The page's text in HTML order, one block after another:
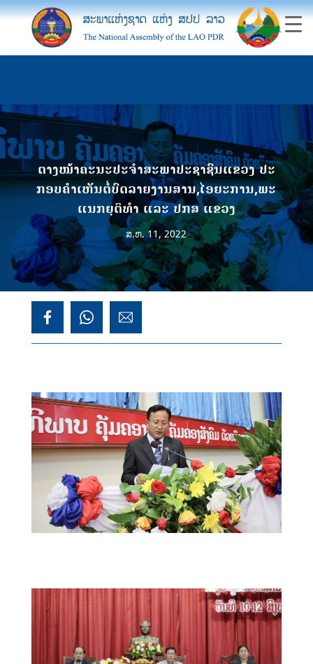
ຕາງໜ້າຄະນະປະຈໍາສະພາປະຊາຊົນແຂວງ ປະ
ກອບຄໍາເຫັນຕໍ່ບົດລາຍງານສານ,ໄອຍະການ,ພະ
ແນກຍຸຕິທໍາ ແລະ ປກສ ແຂວງ
ສ.ຫ. 11, 2022